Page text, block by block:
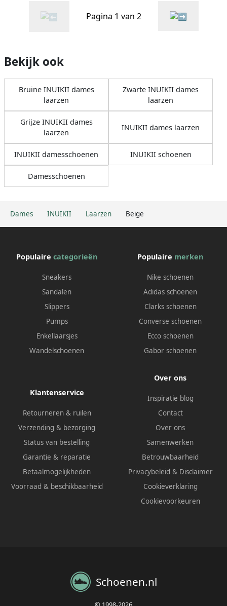
Dames INUIKII Laarzen Beige
Pagina 1 van 2
Bekijk ook
Bruine INUIKII dames
laarzen
Zwarte INUIKII dames
laarzen
Grijze INUIKII dames
laarzen
INUIKII dames laarzen
INUIKII damesschoenen INUIKII schoenen
Damesschoenen
Populaire categorieën
Sneakers
Sandalen
Slippers
Pumps
Enkellaarsjes
Wandelschoenen
Populaire merken
Nike schoenen
Adidas schoenen
Clarks schoenen
Converse schoenen
Ecco schoenen
Gabor schoenen
Klantenservice
Retourneren & ruilen
Verzending & bezorging
Status van bestelling
Garantie & reparatie
Betaalmogelijkheden
Voorraad & beschikbaarheid
Over ons
Inspiratie blog
Contact
Over ons
Samenwerken
Betrouwbaarheid
Privacybeleid & Disclaimer
Cookieverklaring
Cookievoorkeuren
Schoenen.nl